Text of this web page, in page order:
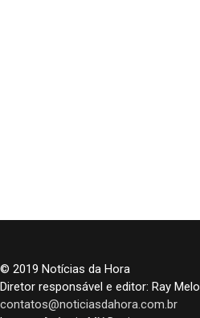
© 2019 Notícias da Hora
Diretor responsável e editor: Ray Melo
contatos@noticiasdahora.com.br